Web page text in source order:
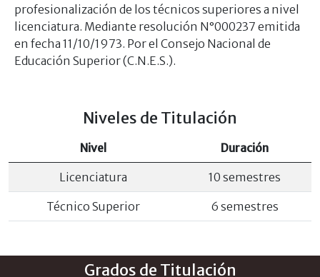
profesionalización de los técnicos superiores a nivel
licenciatura. Mediante resolución N°000237 emitida
en fecha 11/10/1973. Por el Consejo Nacional de
Educación Superior (C.N.E.S.).
Niveles de Titulación
Nivel Duración
Licenciatura 10 semestres
Técnico Superior 6 semestres
Grados de Titulación